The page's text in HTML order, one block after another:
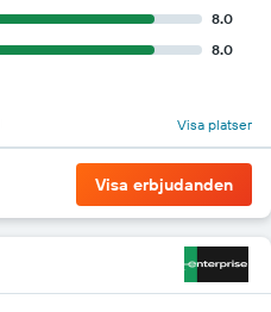
8.0
8.0
Visa platser
Visa erbjudanden